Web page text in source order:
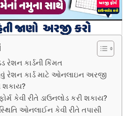
રેશન કાર્ડની કિંમત
રેશન કાર્ડ માટે ઓનલાઇન અરજી
શકાય?
કેવી રીતે ડાઉનલોડ કરી શકાય?
સ્થિતિ ઓનલાઈન કેવી રીતે તપાસી